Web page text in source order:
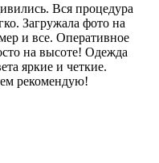
Вся процедура
Загружала фото на
и все. Оперативное
на высоте! Одежда
яркие и четкие.
рекомендую!